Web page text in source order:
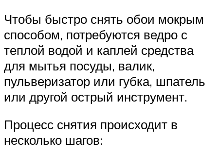
Чтобы быстро снять обои мокрым
способом, потребуются ведро с
теплой водой и каплей средства
для мытья посуды, валик,
пульверизатор или губка, шпатель
или другой острый инструмент.
Процесс снятия происходит в
несколько шагов: